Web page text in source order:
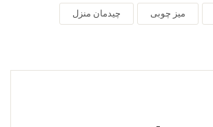
میز چوبی چیدمان منزل